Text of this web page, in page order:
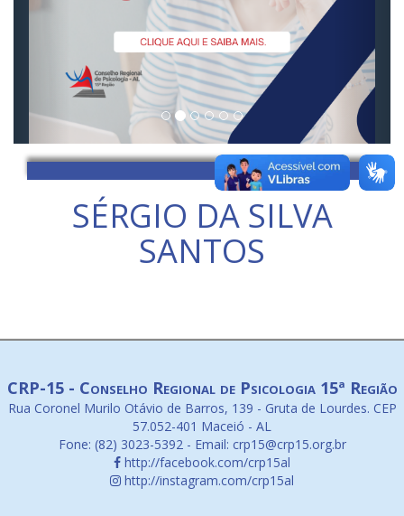
SÉRGIO DA SILVA
SANTOS
CRP-15 - Conselho Regional de Psicologia 15ª Região
Rua Coronel Murilo Otávio de Barros, 139 - Gruta de Lourdes. CEP
57.052-401 Maceió - AL
Fone: (82) 3023-5392 - Email: crp15@crp15.org.br
http://facebook.com/crp15al
http://instagram.com/crp15al